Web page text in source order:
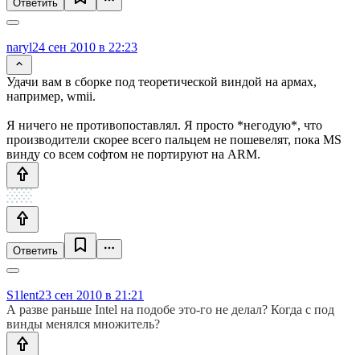
Ответить
naryl24 сен 2010 в 22:23
Удачи вам в сборке под теоретической виндой на армах,
например, wmii.
Я ничего не противопоставлял. Я просто *негодую*, что
производители скорее всего пальцем не пошевелят, пока MS
винду со всем софтом не портируют на ARM.
Ответить
S1lent23 сен 2010 в 21:21
А разве раньше Intel на подобе это-го не делал? Когда с под
винды менялся множитель?